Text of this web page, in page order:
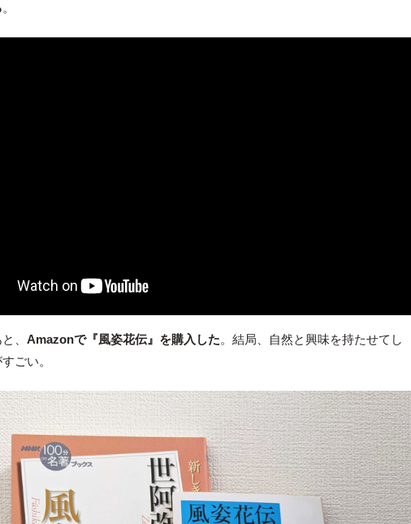
。
と、Amazonで『風姿花伝』を購入した。結局、自然と興味を持たせてし
ごい。